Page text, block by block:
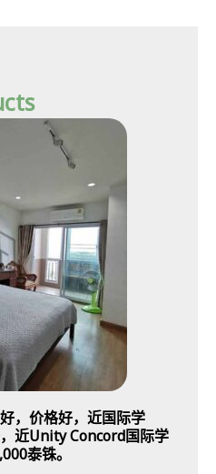
，价格好，近国际学
近Unity Concord国际学
泰铢。